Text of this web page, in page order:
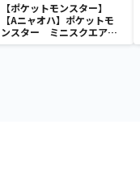
【ポケットモンスター】
【Aニャオハ】ポケットモ
ンスター ミニスクエアポ
ーチ